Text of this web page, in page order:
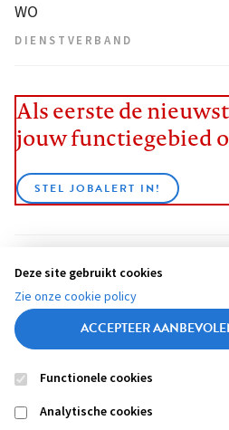
WO
DIENSTVERBAND
Als eerste de
jouw functiegebied
STEL JOBALERT IN!
BEKIJK ALLE
Footer
Deze site gebruikt cookies
Zie onze cookie policy
ACCEPTEER
Functionele cookies
Analytische cookies